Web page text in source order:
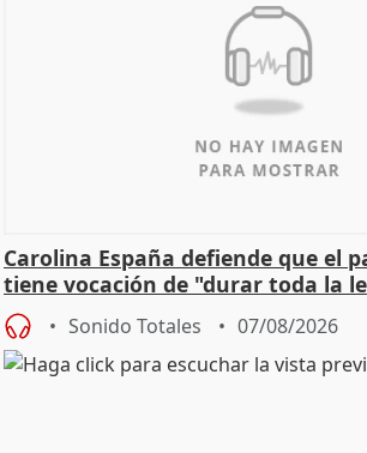
Carolina España defiende que el
tiene vocación de "durar toda la
Sonido Totales 07/08/2026